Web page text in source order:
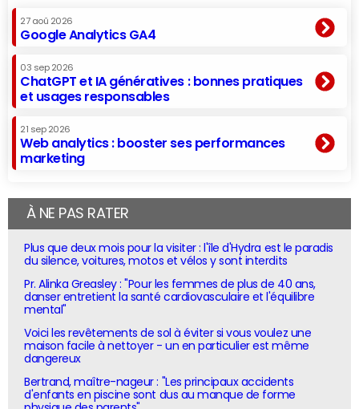
27 aoû 2026
Google Analytics GA4
03 sep 2026
ChatGPT et IA génératives : bonnes pratiques
et usages responsables
21 sep 2026
Web analytics : booster ses performances
marketing
À NE PAS RATER
Plus que deux mois pour la visiter : l'île d'Hydra est le paradis
du silence, voitures, motos et vélos y sont interdits
Pr. Alinka Greasley : "Pour les femmes de plus de 40 ans,
danser entretient la santé cardiovasculaire et l'équilibre
mental"
Voici les revêtements de sol à éviter si vous voulez une
maison facile à nettoyer - un en particulier est même
dangereux
Bertrand, maître-nageur : "Les principaux accidents
d'enfants en piscine sont dus au manque de forme